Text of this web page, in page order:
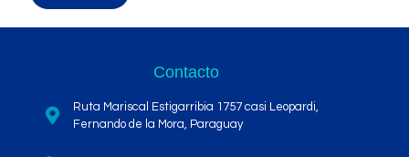
Contacto
Ruta Mariscal Estigarribia 1757 casi Leopardi,
Fernando de la Mora, Paraguay